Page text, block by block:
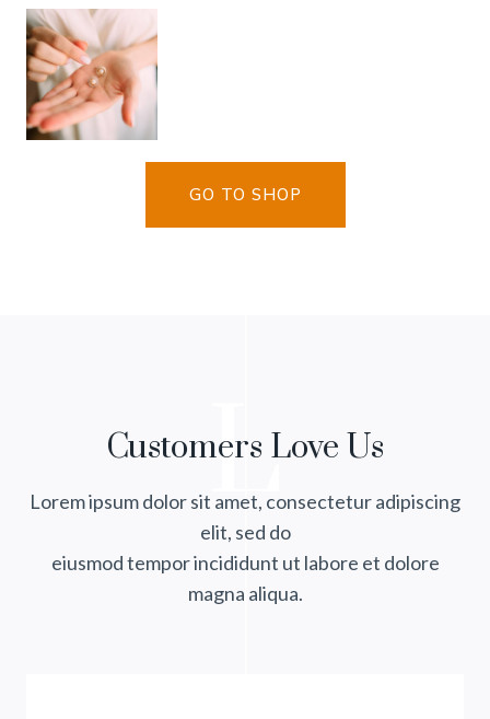
GO TO SHOP
L
Customers Love Us
Lorem ipsum dolor sit amet, consectetur adipiscing
elit, sed do
eiusmod tempor incididunt ut labore et dolore
magna aliqua.